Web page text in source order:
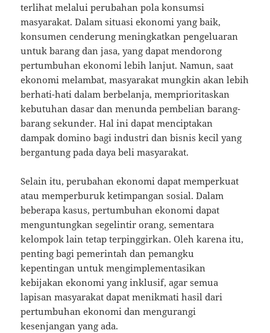
terlihat melalui perubahan pola konsumsi
masyarakat. Dalam situasi ekonomi yang baik,
konsumen cenderung meningkatkan pengeluaran
untuk barang dan jasa, yang dapat mendorong
pertumbuhan ekonomi lebih lanjut. Namun, saat
ekonomi melambat, masyarakat mungkin akan lebih
berhati-hati dalam berbelanja, memprioritaskan
kebutuhan dasar dan menunda pembelian barang-
barang sekunder. Hal ini dapat menciptakan
dampak domino bagi industri dan bisnis kecil yang
bergantung pada daya beli masyarakat.
Selain itu, perubahan ekonomi dapat memperkuat
atau memperburuk ketimpangan sosial. Dalam
beberapa kasus, pertumbuhan ekonomi dapat
menguntungkan segelintir orang, sementara
kelompok lain tetap terpinggirkan. Oleh karena itu,
penting bagi pemerintah dan pemangku
kepentingan untuk mengimplementasikan
kebijakan ekonomi yang inklusif, agar semua
lapisan masyarakat dapat menikmati hasil dari
pertumbuhan ekonomi dan mengurangi
kesenjangan yang ada.